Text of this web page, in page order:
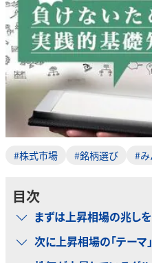
#株式市場 #銘柄選び #み
目次
まずは上昇相場の兆し
次に上昇相場の「テーマ